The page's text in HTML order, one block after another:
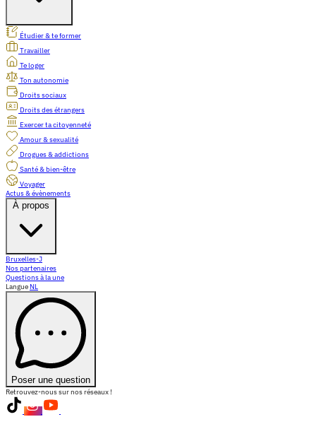
Étudier & te former
Travailler
Te loger
Ton autonomie
Droits sociaux
Droits des étrangers
Exercer ta citoyenneté
Amour & sexualité
Drogues & addictions
Santé & bien-être
Voyager
Actus & évènements
À propos
Bruxelles-J
Nos partenaires
Questions à la une
Langue NL
Poser une question
Retrouvez-nous sur nos réseaux !